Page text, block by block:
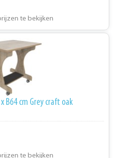
te bekijken
B64 cm Grey craft oak
te bekijken